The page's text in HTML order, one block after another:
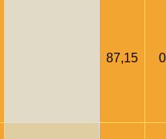
87,15